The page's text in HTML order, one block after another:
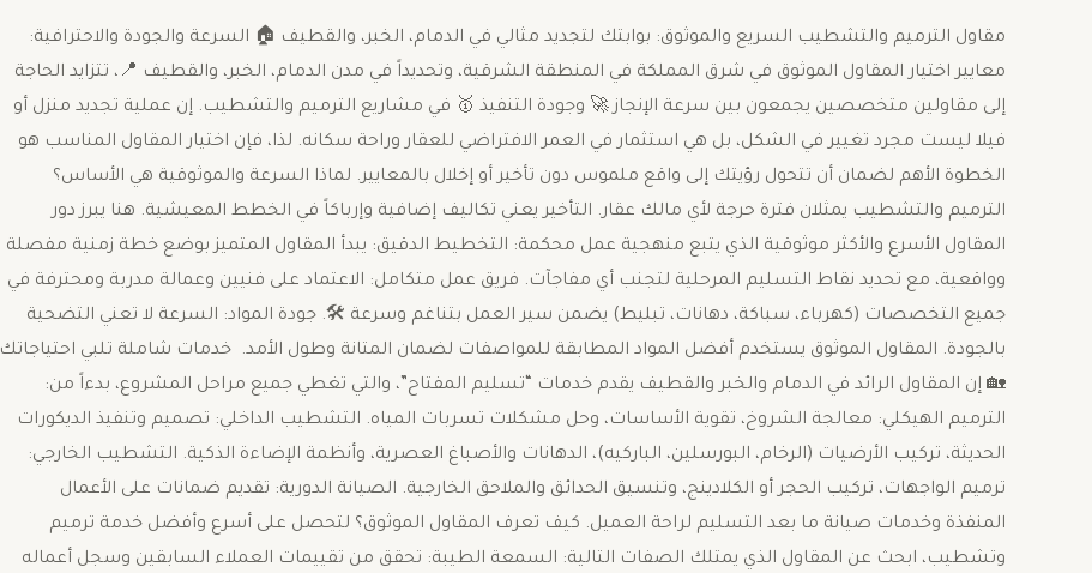
مقاول الترميم والتشطيب السريع والموثوق: بوابتك لتجديد مثالي في الدمام، الخبر، والقطيف 🏠 السرعة والجودة والاحترافية:
معايير اختيار المقاول الموثوق في شرق المملكة ​في المنطقة الشرقية، وتحديداً في مدن الدمام، الخبر، والقطيف 📍، تتزايد الحاجة
إلى مقاولين متخصصين يجمعون بين سرعة الإنجاز 🚀 وجودة التنفيذ 🥇 في مشاريع الترميم والتشطيب. إن عملية تجديد منزل أو
فيلا ليست مجرد تغيير في الشكل، بل هي استثمار في العمر الافتراضي للعقار وراحة سكانه. لذا، فإن اختيار المقاول المناسب هو
الخطوة الأهم لضمان أن تتحول رؤيتك إلى واقع ملموس دون تأخير أو إخلال بالمعايير. ​لماذا السرعة والموثوقية هي الأساس؟ ​
الترميم والتشطيب يمثلان فترة حرجة لأي مالك عقار. التأخير يعني تكاليف إضافية وإرباكاً في الخطط المعيشية. هنا يبرز دور
المقاول الأسرع والأكثر موثوقية الذي يتبع منهجية عمل محكمة: ​التخطيط الدقيق: يبدأ المقاول المتميز بوضع خطة زمنية مفصلة
وواقعية، مع تحديد نقاط التسليم المرحلية لتجنب أي مفاجآت. ​فريق عمل متكامل: الاعتماد على فنيين وعمالة مدربة ومحترفة في
جميع التخصصات (كهرباء، سباكة، دهانات، تبليط) يضمن سير العمل بتناغم وسرعة 🛠️. ​جودة المواد: السرعة لا تعني التضحية
بالجودة. المقاول الموثوق يستخدم أفضل المواد المطابقة للمواصفات لضمان المتانة وطول الأمد. ​ خدمات شاملة تلبي احتياجاتك
🏡 ​إن المقاول الرائد في الدمام والخبر والقطيف يقدم خدمات “تسليم المفتاح”، والتي تغطي جميع مراحل المشروع، بدءاً من: ​
الترميم الهيكلي: معالجة الشروخ، تقوية الأساسات، وحل مشكلات تسربات المياه. ​التشطيب الداخلي: تصميم وتنفيذ الديكورات
الحديثة، تركيب الأرضيات (الرخام، البورسلين، الباركيه)، الدهانات والأصباغ العصرية، وأنظمة الإضاءة الذكية. ​التشطيب الخارجي:
ترميم الواجهات، تركيب الحجر أو الكلادينج، وتنسيق الحدائق والملاحق الخارجية. ​الصيانة الدورية: تقديم ضمانات على الأعمال
المنفذة وخدمات صيانة ما بعد التسليم لراحة العميل. ​كيف تعرف المقاول الموثوق؟ ​لتحصل على أسرع وأفضل خدمة ترميم
وتشطيب، ابحث عن المقاول الذي يمتلك الصفات التالية: ​السمعة الطيبة: تحقق من تقييمات العملاء السابقين وسجل أعماله